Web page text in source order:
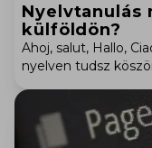
Nyelvtanulás
külföldön?
Ahoj, salut, Hallo,
nyelven tudsz